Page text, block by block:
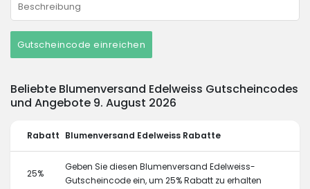
Gutscheincode einreichen
Beliebte Blumenversand Edelweiss Gutscheincodes
und Angebote 9. August 2026
Rabatt Blumenversand Edelweiss Rabatte
25%
Geben Sie diesen Blumenversand Edelweiss-
Gutscheincode ein, um 25% Rabatt zu erhalten